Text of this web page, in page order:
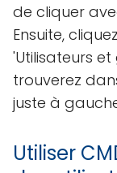
de cliquer
Ensuite,
'Utilisateurs
trouverez
juste à
Utiliser